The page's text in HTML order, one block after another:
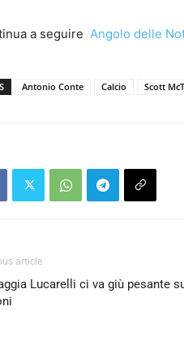
a seguire Angolo delle
Antonio Conte Calcio Scott
article
Lucarelli ci va giù pesante